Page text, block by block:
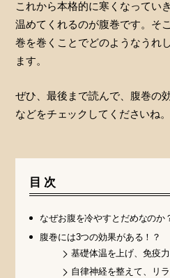
これから本格的に寒くなってい
温めてくれるのが腹巻です。そ
巻を巻くことでどのようなうれ
ます。
ぜひ、最後まで読んで、腹巻の
などをチェックしてくださいね。
目次
なぜお腹を冷やすとだめなのか
腹巻には3つの効果がある！？
基礎体温を上げ、免疫
自律神経を整えて、リ